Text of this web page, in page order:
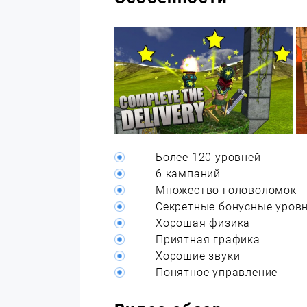
Более 120 уровней
6 кампаний
Множество головоломок
Секретные бонусные
Хорошая физика
Приятная графика
Хорошие звуки
Понятное управление